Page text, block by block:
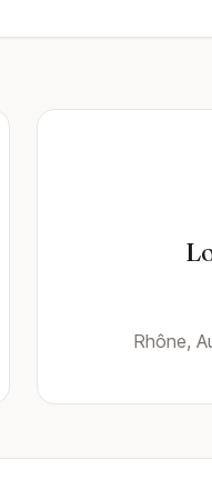
Rhône,